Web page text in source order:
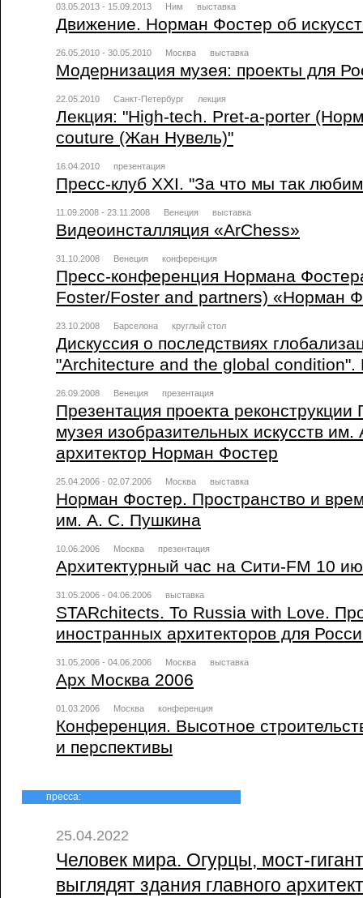
03.05.2013 - 15.09.2013 Ним выставка
Движение. Норман Фостер об
26.05.2010 - 30.05.2010 Москва выставка
Модернизация музея: проекты для
22.05.2010 Санкт-Петербург лекция
Лекция: "High-tech. Prеt-а-porter
couture (Жан Нувель)"
16.04.2010 презентация
Пресс-клуб ХХI. "За что мы так
11.09.2008 - 23.11.2008 Венеция выставка
Видеоинсталляция «ArChess»
31.10.2008 Венеция конференция
Пресс-конференция Нормана
Foster/Foster and partners) «Норман
23.10.2008 Барселона круглый стол
Дискуссия о последствиях
"Architecture and the global condition".
26.09.2008 Венеция презентация
Презентация проекта реконструкции
музея изобразительных искусств
архитектор Норман Фостер
25.04.2006 - 02.07.2006 Москва выставка
Норман Фостер. Пространство и
им. А. С. Пушкина
10.06.2006 Москва презентация
Архитектурный час на Сити-FM 10
31.05.2006 - 04.06.2006 выставка
STARchitects. To Russia with Love.
иностранных архитекторов для
31.05.2006 - 04.06.2006 Москва выставка
Арх Москва 2006
01.03.2006 Москва конференция
Конференция. Высотное
и перспективы
пресса:
25.04.2022
Человек мира. Огурцы, мост-
выглядят здания главного